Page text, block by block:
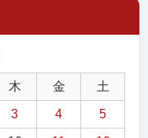
木 金 土
3 4 5